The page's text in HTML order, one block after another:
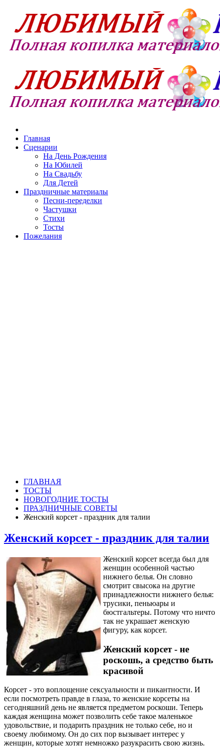
Главная
Сценарии
На День Рождения
На Юбилей
На Свадьбу
Для Детей
Праздничные материалы
Песни-переделки
Частушки
Стихи
Тосты
Пожелания
ГЛАВНАЯ
ТОСТЫ
НОВОГОДНИЕ ТОСТЫ
ПРАЗДНИЧНЫЕ СОВЕТЫ
Женский корсет - праздник для талии
Женский корсет - праздник для талии
Женский корсет всегда был для
женщин особенной частью
нижнего белья. Он словно
смотрит свысока на другие
принадлежности нижнего белья:
трусики, пеньюары и
бюстгальтеры. Потому что ничто
так не украшает женскую
фигуру, как корсет.
Женский корсет - не
роскошь, а средство быть
красивой
Корсет - это воплощение сексуальности и пикантности. И
если посмотреть правде в глаза, то женские корсеты на
сегодняшний день не является предметом роскоши. Теперь
каждая женщина может позволить себе такое маленькое
удовольствие, и подарить праздник не только себе, но и
своему любимому. Он до сих пор вызывает интерес у
женщин, которые хотят немножко разукрасить свою жизнь.